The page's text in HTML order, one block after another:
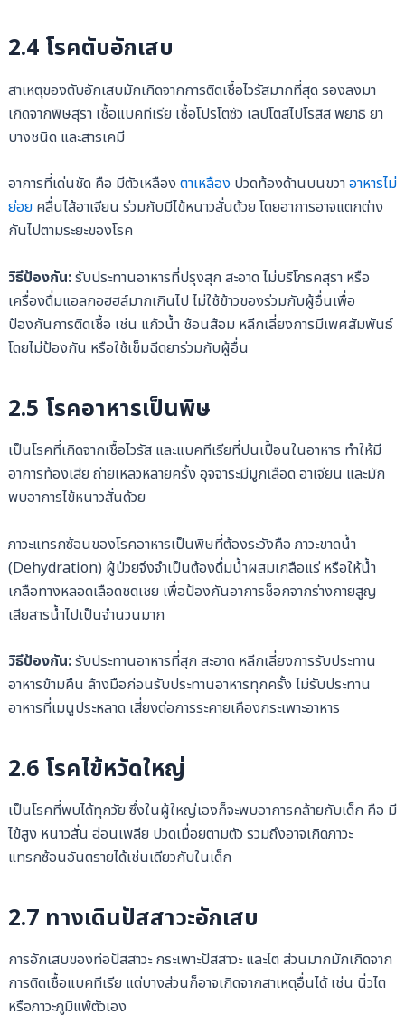
2.4 โรคตับอักเสบ
สาเหตุของตับอักเสบมักเกิดจากการติดเชื้อไวรัสมากที่สุด รองลงมา
เกิดจากพิษสุรา เชื้อแบคทีเรีย เชื้อโปรโตซัว เลปโตสไปโรสิส พยาธิ ยา
บางชนิด และสารเคมี
อาการที่เด่นชัด คือ มีตัวเหลือง ตาเหลืองปวดท้องด้านบนขวาอาหารไม่
ย่อยคลื่นไส้อาเจียน ร่วมกับมีไข้หนาวสั่นด้วย โดยอาการอาจแตกต่าง
กันไปตามระยะของโรค
วิธีป้องกัน:รับประทานอาหารที่ปรุงสุก สะอาด ไม่บริโภรคสุรา หรือ
เครื่องดื่มแอลกอฮฮล์มากเกินไป ไม่ใช้ข้าวของร่วมกับผู้อื่นเพื่อ
ป้องกันการติดเชื้อ เช่น แก้วน้ำ ช้อนส้อม หลีกเลี่ยงการมีเพศสัมพันธ์
โดยไม่ป้องกัน หรือใช้เข็มฉีดยาร่วมกับผู้อื่น
2.5 โรคอาหารเป็นพิษ
เป็นโรคที่เกิดจากเชื้อไวรัส และแบคทีเรียที่ปนเปื้อนในอาหาร ทำให้มี
อาการท้องเสีย ถ่ายเหลวหลายครั้ง อุจจาระมีมูกเลือด อาเจียน และมัก
พบอาการไข้หนาวสั่นด้วย
ภาวะแทรกซ้อนของโรคอาหารเป็นพิษที่ต้องระวังคือ ภาวะขาดน้ำ
(Dehydration) ผู้ป่วยจึงจำเป็นต้องดื่มน้ำผสมเกลือแร่ หรือให้น้ำ
เกลือทางหลอดเลือดชดเชย เพื่อป้องกันอาการช็อกจากร่างกายสูญ
เสียสารน้ำไปเป็นจำนวนมาก
วิธีป้องกัน:รับประทานอาหารที่สุก สะอาด หลีกเลี่ยงการรับประทาน
อาหารข้ามคืน ล้างมือก่อนรับประทานอาหารทุกครั้ง ไม่รับประทาน
อาหารที่เมนูประหลาด เสี่ยงต่อการระคายเคืองกระเพาะอาหาร
2.6 โรคไข้หวัดใหญ่
เป็นโรคที่พบได้ทุกวัย ซึ่งในผู้ใหญ่เองก็จะพบอาการคล้ายกับเด็ก คือ มี
ไข้สูง หนาวสั่น อ่อนเพลีย ปวดเมื่อยตามตัว รวมถึงอาจเกิดภาวะ
แทรกซ้อนอันตรายได้เช่นเดียวกับในเด็ก
2.7 ทางเดินปัสสาวะอักเสบ
การอักเสบของท่อปัสสาวะ กระเพาะปัสสาวะ และไต ส่วนมากมักเกิดจาก
การติดเชื้อแบคทีเรีย แต่บางส่วนก็อาจเกิดจากสาเหตุอื่นได้ เช่น นิ่วไต
หรือภาวะภูมิแพ้ตัวเอง